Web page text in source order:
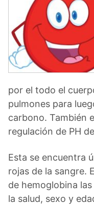
por el todo el
pulmones para
carbono. También
regulación de PH
Esta se encuentra
rojas de la sangre.
de hemoglobina
la salud, sexo y